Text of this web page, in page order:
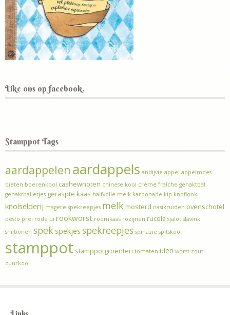
Like ons op facebook.
Stamppot Tags
aardappelen aardappels andijvie appel appelmoes
bieten boerenkool cashewnoten chinese kool crème fraîche gehaktbal
gehaktballetjes geraspte kaas halfvolle melk karbonade kip knoflook
knolselderij magere spekreepjes melk mosterd nasikruiden ovenschotel
pesto prei rode ui rookworst roomkaas rozijnen rucola sjalot slavink
snijbonen spek spekjes spekreepjes spinazie spitskool
stamppot stamppotgroenten tomaten uien worst zout
zuurkool